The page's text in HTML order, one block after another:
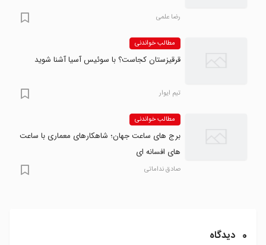
رضا علمی
مطالب خواندنی
قرقیزستان کجاست؟ با سوئیس آسیا آشنا شوید
تیم ایوار
مطالب خواندنی
برج های ساعت جهان؛ شاهکارهای معماری با ساعت
های افسانه ای
صادق نداماتی
0 دیدگاه